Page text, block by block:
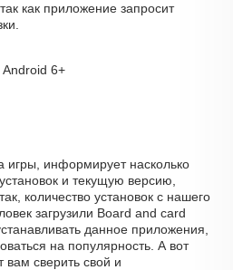
как приложение запросит
Android 6+
игры, информирует насколько
и текущую версию,
количество установок с нашего
загрузили Board and сard
данное приложения,
на популярность. А вот
вам сверить свой и